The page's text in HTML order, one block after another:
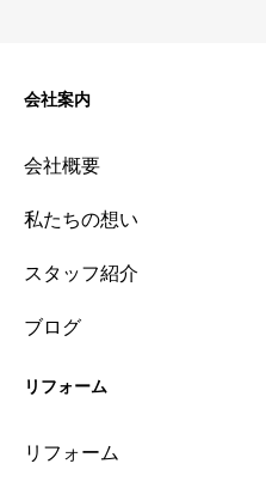
会社案内
会社概要
私たちの想い
スタッフ紹介
ブログ
リフォーム
リフォーム